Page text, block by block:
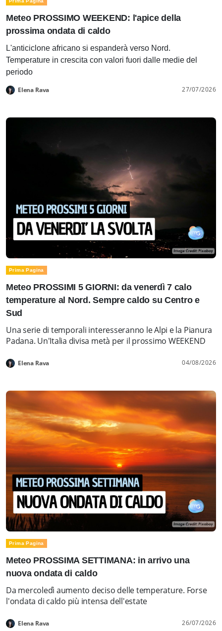
Meteo PROSSIMO WEEKEND: l'apice della
prossima ondata di caldo
L'anticiclone africano si espanderà verso Nord.
Temperature in crescita con valori fuori dalle medie del
periodo
Elena Rava 27/07/2026
Prima Pagina
Meteo PROSSIMI 5 GIORNI: da venerdì 7 calo
temperature al Nord. Sempre caldo su Centro e
Sud
Una serie di temporali interesseranno le Alpi e la Pianura
Padana. Un'Italia divisa metà per il prossimo WEEKEND
Elena Rava 04/08/2026
Prima Pagina
Meteo PROSSIMA SETTIMANA: in arrivo una
nuova ondata di caldo
Da mercoledì aumento deciso delle temperature. Forse
l'ondata di caldo più intensa dell'estate
Elena Rava 26/07/2026